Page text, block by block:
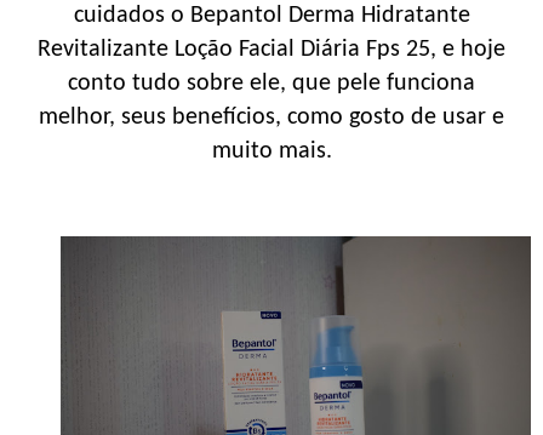
cuidados o Bepantol Derma Hidratante
Revitalizante Loção Facial Diária Fps 25, e hoje
conto tudo sobre ele, que pele funciona
melhor, seus benefícios, como gosto de usar e
muito mais.